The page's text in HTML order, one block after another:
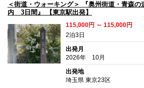
＜街道・ウォーキング＞ 『奥州街道・青森
内 3日間』 【東京駅出発】
115,000円 ～ 115,000円
2泊3日
出発月
2026年 10月
出発地
埼玉県 東京23区